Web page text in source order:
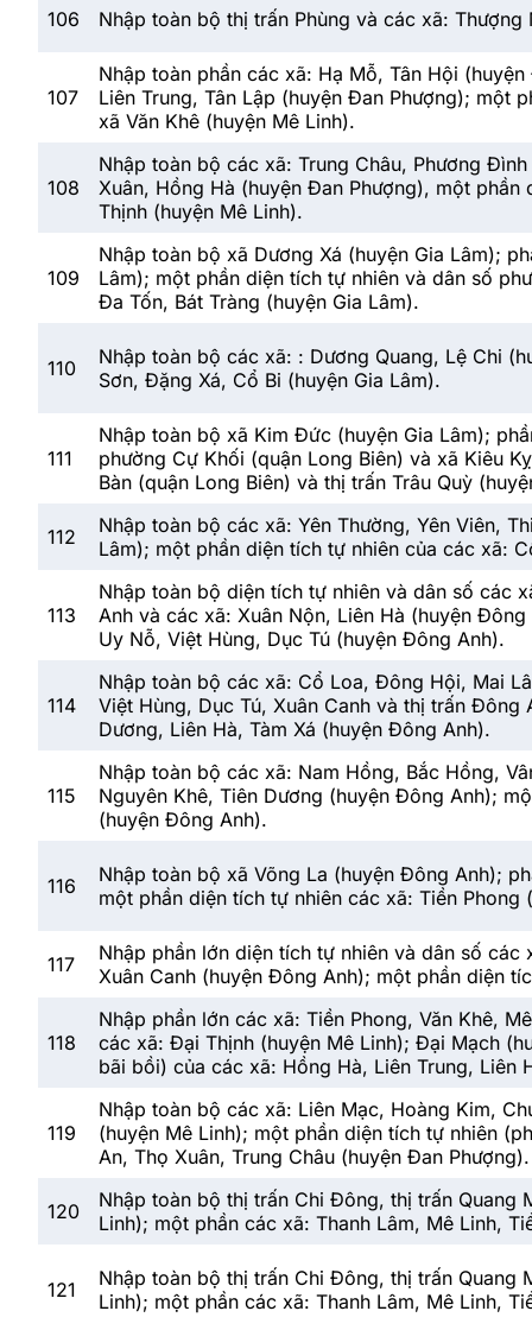
106 Nhập toàn bộ thị trấn Phùng và các xã:
107
Nhập toàn phần các xã: Hạ Mỗ, Tân Hội
Liên Trung, Tân Lập (huyện Đan Phượng); một
xã Văn Khê (huyện Mê Linh).
108
Nhập toàn bộ các xã: Trung Châu, Phương
Xuân, Hồng Hà (huyện Đan Phượng), một
Thịnh (huyện Mê Linh).
109
Nhập toàn bộ xã Dương Xá (huyện Gia Lâm);
Lâm); một phần diện tích tự nhiên và dân số
Đa Tốn, Bát Tràng (huyện Gia Lâm).
110
Nhập toàn bộ các xã: : Dương Quang, Lệ Chi
Sơn, Đặng Xá, Cổ Bi (huyện Gia Lâm).
111
Nhập toàn bộ xã Kim Đức (huyện Gia Lâm);
phường Cự Khối (quận Long Biên) và xã Kiêu
Bàn (quận Long Biên) và thị trấn Trâu Quỳ
112
Nhập toàn bộ các xã: Yên Thường, Yên Viên,
Lâm); một phần diện tích tự nhiên của các xã:
113
Nhập toàn bộ diện tích tự nhiên và dân số các
Anh và các xã: Xuân Nộn, Liên Hà (huyện
Uy Nỗ, Việt Hùng, Dục Tú (huyện Đông Anh).
114
Nhập toàn bộ các xã: Cổ Loa, Đông Hội, Mai
Việt Hùng, Dục Tú, Xuân Canh và thị trấn
Dương, Liên Hà, Tàm Xá (huyện Đông Anh).
115
Nhập toàn bộ các xã: Nam Hồng, Bắc Hồng,
Nguyên Khê, Tiên Dương (huyện Đông Anh);
(huyện Đông Anh).
116
Nhập toàn bộ xã Võng La (huyện Đông Anh);
một phần diện tích tự nhiên các xã: Tiền
117
Nhập phần lớn diện tích tự nhiên và dân số
Xuân Canh (huyện Đông Anh); một phần diện
118
Nhập phần lớn các xã: Tiền Phong, Văn Khê,
các xã: Đại Thịnh (huyện Mê Linh); Đại Mạch
bãi bồi) của các xã: Hồng Hà, Liên Trung, Liên
119
Nhập toàn bộ các xã: Liên Mạc, Hoàng Kim,
(huyện Mê Linh); một phần diện tích tự nhiên
An, Thọ Xuân, Trung Châu (huyện Đan Phượng).
120
Nhập toàn bộ thị trấn Chi Đông, thị trấn Quang
Linh); một phần các xã: Thanh Lâm, Mê Linh,
121
Nhập toàn bộ thị trấn Chi Đông, thị trấn Quang
Linh); một phần các xã: Thanh Lâm, Mê Linh,